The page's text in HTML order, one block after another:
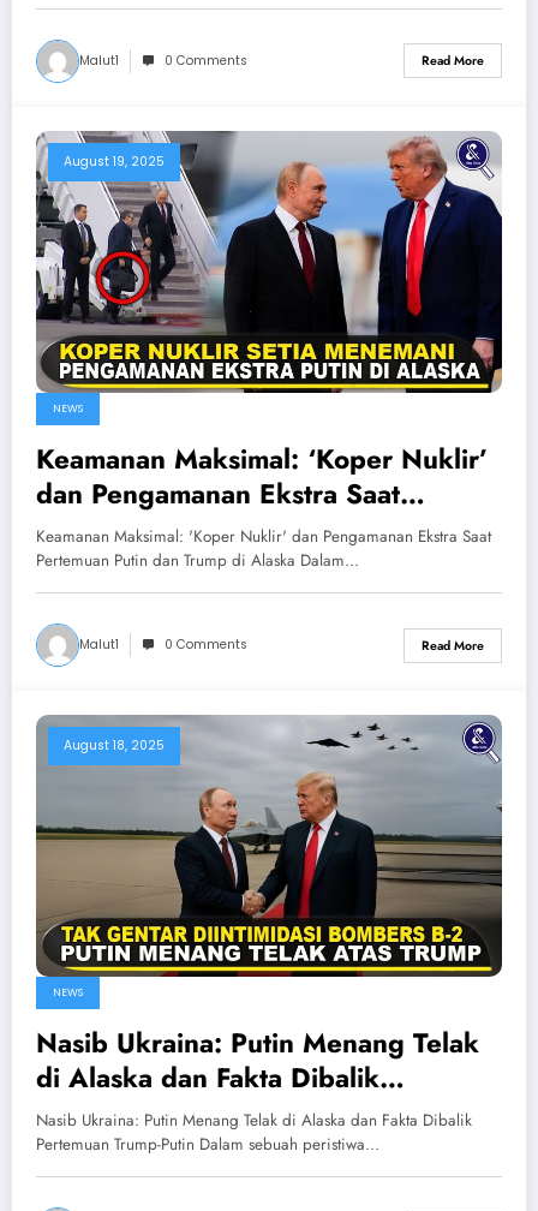
Malut1 0 Comments Read More
August 19, 2025
NEWS
Keamanan Maksimal: ‘Koper Nuklir’
dan Pengamanan Ekstra Saat
Pertemuan Putin dan Trump di
Alaska
Keamanan Maksimal: 'Koper Nuklir' dan Pengamanan Ekstra Saat
Pertemuan Putin dan Trump di Alaska Dalam…
Malut1 0 Comments Read More
August 18, 2025
NEWS
Nasib Ukraina: Putin Menang Telak
di Alaska dan Fakta Dibalik
Pertemuan Trump-Putin
Nasib Ukraina: Putin Menang Telak di Alaska dan Fakta Dibalik
Pertemuan Trump-Putin Dalam sebuah peristiwa…